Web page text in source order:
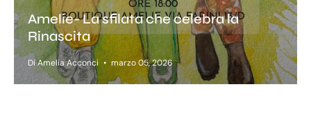
Amelie- La sfilata che celebra la
Rinascita
Di Amelia Acconci marzo 05, 2026